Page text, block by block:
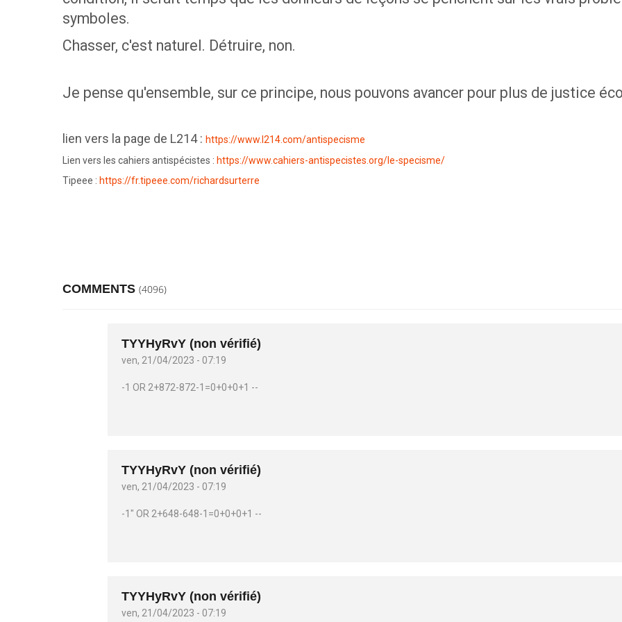
symboles.
Chasser, c'est naturel. Détruire, non.
Je pense qu'ensemble, sur ce principe, nous pouvons avancer pour plus de justice
lien vers la page de L214 : https://www.l214.com/antispecisme
Lien vers les cahiers antispécistes : https://www.cahiers-antispecistes.org/le-specisme/
Tipeee : https://fr.tipeee.com/richardsurterre
COMMENTS (4096)
TYYHyRvY (non vérifié)
ven, 21/04/2023 - 07:19
-1 OR 2+872-872-1=0+0+0+1 --
TYYHyRvY (non vérifié)
ven, 21/04/2023 - 07:19
-1" OR 2+648-648-1=0+0+0+1 --
TYYHyRvY (non vérifié)
ven, 21/04/2023 - 07:19